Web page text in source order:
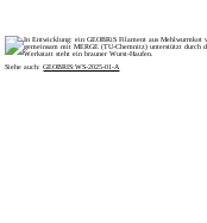
Siehe auch:GEOBRIS:WS-2025-01-A